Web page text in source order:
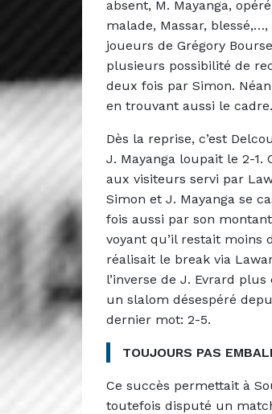
absent, M. Mayanga,
malade, Massar,
joueurs de Grégory
plusieurs possibilité de
deux fois par Simon.
en trouvant aussi le
Dès la reprise, c’est
J. Mayanga loupait le 2-1.
aux visiteurs servi par
Simon et J. Mayanga se
fois aussi par son
voyant qu’il restait moins
réalisait le break via
l’inverse de J. Evrard
un slalom désespéré
dernier mot: 2-5.
TOUJOURS PAS
Ce succès permettait à
toutefois disputé un